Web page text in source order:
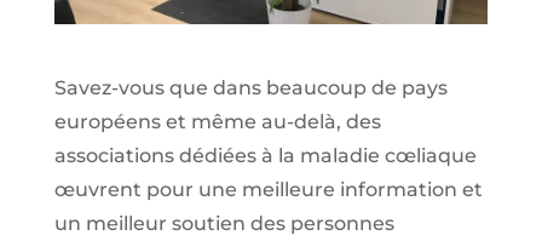
Savez-vous que dans beaucoup de pays
européens et même au-delà, des
associations dédiées à la maladie cœliaque
œuvrent pour une meilleure information et
un meilleur soutien des personnes